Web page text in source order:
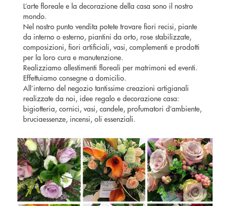
L’arte floreale e la decorazione della casa sono il nostro
mondo.
Nel nostro punto vendita potete trovare fiori recisi, piante
da interno o esterno, piantini da orto, rose stabilizzate,
composizioni, fiori artificiali, vasi, complementi e prodotti
per la loro cura e manutenzione.
Realizziamo allestimenti floreali per matrimoni ed eventi.
Effettuiamo consegne a domicilio.
All’interno del negozio tantissime creazioni artigianali
realizzate da noi, idee regalo e decorazione casa:
bigiotteria, cornici, vasi, candele, profumatori d’ambiente,
bruciaessenze, incensi, oli essenziali.